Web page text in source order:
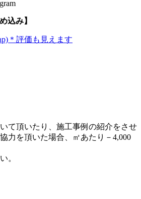
込み】
＊評価も見えます
て頂いたり、施工事例の紹介をさせ
力を頂いた場合、㎡あたり－4,000
。